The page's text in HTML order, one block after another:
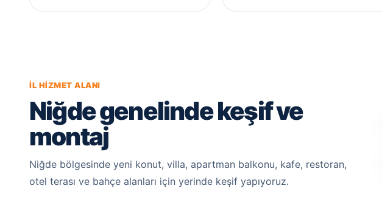
İL HIZMET ALANI
Niğde genelinde keşif ve
montaj
Niğde bölgesinde yeni konut, villa, apartman balkonu, kafe, restoran,
otel terası ve bahçe alanları için yerinde keşif yapıyoruz.